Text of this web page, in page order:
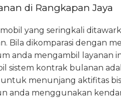
di Rangkapan Jaya
yang seringkali
Bila dikomparasi dengan
anda mengambil layanan
sistem kontrak bulanan
menunjang aktifitas
anda menggunakan